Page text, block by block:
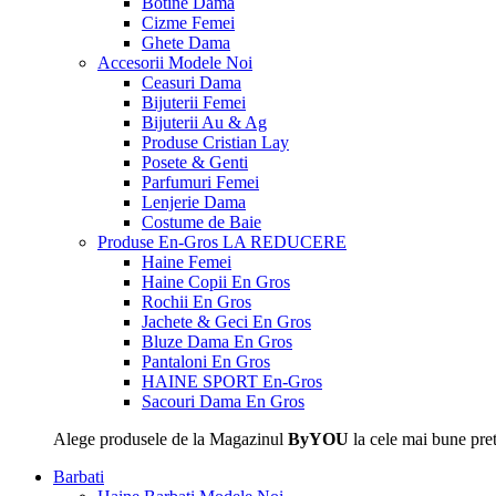
Cizme Femei
Ghete Dama
Accesorii Modele Noi
Ceasuri Dama
Bijuterii Femei
Bijuterii Au & Ag
Produse Cristian Lay
Posete & Genti
Parfumuri Femei
Lenjerie Dama
Costume de Baie
Produse En-Gros LA REDUCERE
Haine Femei
Haine Copii En Gros
Rochii En Gros
Jachete & Geci En Gros
Bluze Dama En Gros
Pantaloni En Gros
HAINE SPORT En-Gros
Sacouri Dama En Gros
Alege produsele de la Magazinul ByYOU la cele mai bune
Barbati